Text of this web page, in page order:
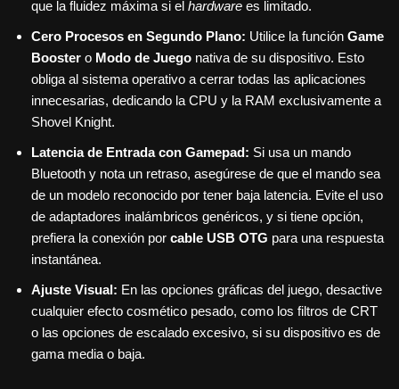
que la fluidez máxima si el hardware es limitado.
Cero Procesos en Segundo Plano: Utilice la función Game
Booster o Modo de Juego nativa de su dispositivo. Esto
obliga al sistema operativo a cerrar todas las aplicaciones
innecesarias, dedicando la CPU y la RAM exclusivamente a
Shovel Knight.
Latencia de Entrada con Gamepad: Si usa un mando
Bluetooth y nota un retraso, asegúrese de que el mando sea
de un modelo reconocido por tener baja latencia. Evite el uso
de adaptadores inalámbricos genéricos, y si tiene opción,
prefiera la conexión por cable USB OTG para una respuesta
instantánea.
Ajuste Visual: En las opciones gráficas del juego, desactive
cualquier efecto cosmético pesado, como los filtros de CRT
o las opciones de escalado excesivo, si su dispositivo es de
gama media o baja.